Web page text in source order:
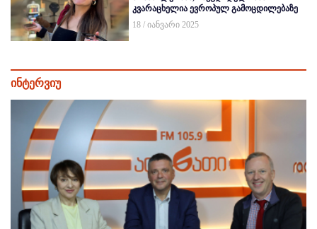
კვარაცხელია ევროპულ გამოცდილებაზე
18 / იანვარი 2025
ინტერვიუ